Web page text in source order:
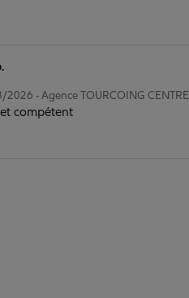
2026 - Agence TOURCOING CENTRE
compétent